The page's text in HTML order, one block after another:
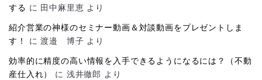
する に 田中麻里恵 より
紹介営業の神様のセミナー動画＆対談動画をプレゼントしま
す！
に渡邉 博子 より
効率的に精度の高い情報を入手できるようになるには？（不動
産仕入れ）
に 浅井徹郎 より